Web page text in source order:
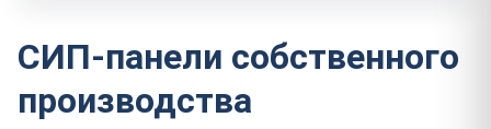
СИП-панели собственного
производства